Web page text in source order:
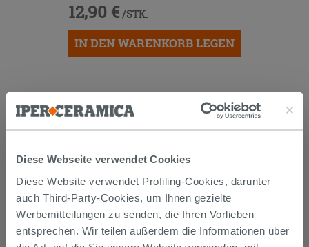
Diese Webseite verwendet Cookies
Diese Website verwendet Profiling-Cookies, darunter
auch Third-Party-Cookies, um Ihnen gezielte
Werbemitteilungen zu senden, die Ihren Vorlieben
entsprechen. Wir teilen außerdem die Informationen über
12,90 € /STK.
IN DEN WARENKORB LEGEN
Versand
Die Waren werden normalerweise innerhalb von 15